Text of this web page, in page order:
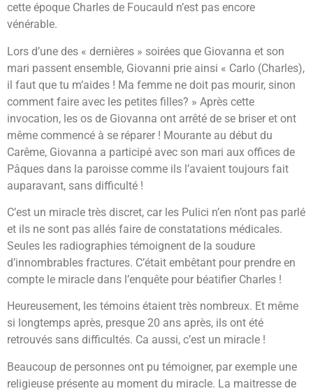
cette époque Charles de Foucauld n’est pas encore
vénérable.
Lors d’une des « dernières » soirées que Giovanna et son
mari passent ensemble, Giovanni prie ainsi « Carlo (Charles),
il faut que tu m’aides ! Ma femme ne doit pas mourir, sinon
comment faire avec les petites filles? » Après cette
invocation, les os de Giovanna ont arrêté de se briser et ont
même commencé à se réparer ! Mourante au début du
Carême, Giovanna a participé avec son mari aux offices de
Pâques dans la paroisse comme ils l’avaient toujours fait
auparavant, sans difficulté !
C’est un miracle très discret, car les Pulici n’en n’ont pas parlé
et ils ne sont pas allés faire de constatations médicales.
Seules les radiographies témoignent de la soudure
d’innombrables fractures. C’était embêtant pour prendre en
compte le miracle dans l’enquête pour béatifier Charles !
Heureusement, les témoins étaient très nombreux. Et même
si longtemps après, presque 20 ans après, ils ont été
retrouvés sans difficultés. Ca aussi, c’est un miracle !
Beaucoup de personnes ont pu témoigner, par exemple une
religieuse présente au moment du miracle. La maitresse de